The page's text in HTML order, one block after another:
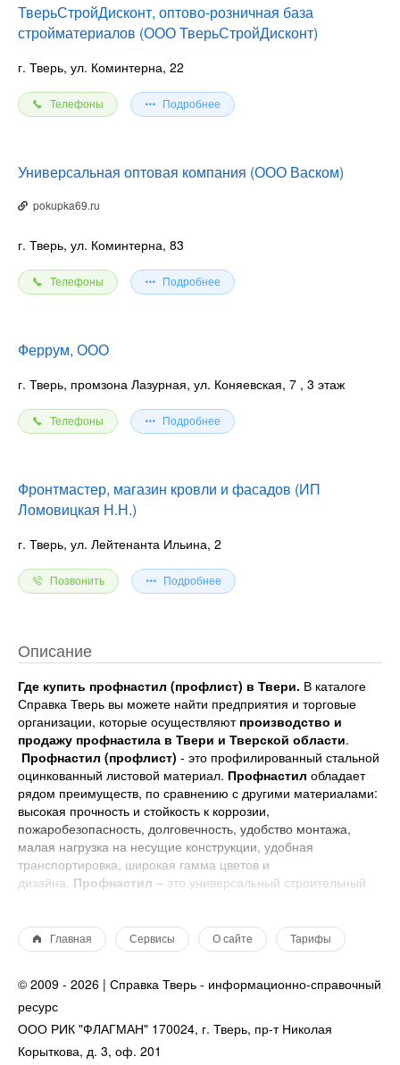
ТверьСтройДисконт, оптово-розничная база
стройматериалов (ООО ТверьСтройДисконт)
г. Тверь, ул. Коминтерна, 22
Телефоны Подробнее
Универсальная оптовая компания (ООО Васком)
pokupka69.ru
г. Тверь, ул. Коминтерна, 83
Телефоны Подробнее
Феррум, ООО
г. Тверь, промзона Лазурная, ул. Коняевская, 7 , 3 этаж
Телефоны Подробнее
Фронтмастер, магазин кровли и фасадов (ИП
Ломовицкая Н.Н.)
г. Тверь, ул. Лейтенанта Ильина, 2
Позвонить Подробнее
Описание
Где купить профнастил (профлист) в Твери. В каталоге
Справка Тверь вы можете найти предприятия и торговые
организации, которые осуществляют производство и
продажу профнастила в Твери и Тверской области.
Профнастил (профлист) - это профилированный стальной
оцинкованный листовой материал. Профнастил обладает
рядом преимуществ, по сравнению с другими материалами:
высокая прочность и стойкость к коррозии,
пожаробезопасность, долговечность, удобство монтажа,
малая нагрузка на несущие конструкции, удобная
транспортировка, широкая гамма цветов и
дизайна. Профнастил – это универсальный строительный
быстровозводимых зданий и конструкций,
строительствазаборов, облицовки, также профлист
Главная Сервисы О сайте Тарифы
© 2009 - 2026 | Справка Тверь - информационно-справочный
ресурс
ООО РИК "ФЛАГМАН" 170024, г. Тверь, пр-т Николая
Корыткова, д. 3, оф. 201